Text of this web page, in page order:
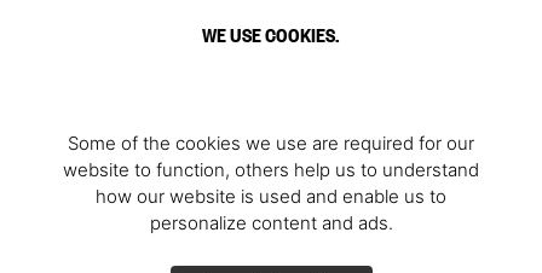
WE USE COOKIES.
Some of the cookies we use are required for our
website to function, others help us to understand
how our website is used and enable us to
personalize content and ads.